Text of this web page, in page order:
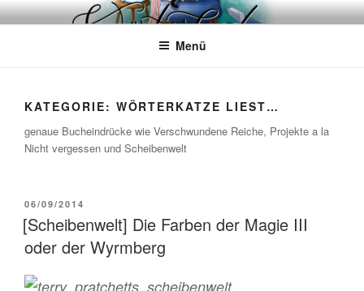
Zum
InhaltWÖRTERKATZE
Von Büchern erzählen
Menü
KATEGORIE: WÖRTERKATZE LIEST…
genaue Bucheindrücke wie Verschwundene Reiche, Projekte a la
Nicht vergessen und Scheibenwelt
VERÖFFENTLICHT
AM
06/09/2014
[Scheibenwelt] Die Farben der Magie III
oder der Wyrmberg